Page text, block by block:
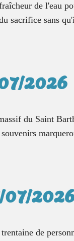
de l'eau
sacrifice sans
2026
du Saint
2026
de